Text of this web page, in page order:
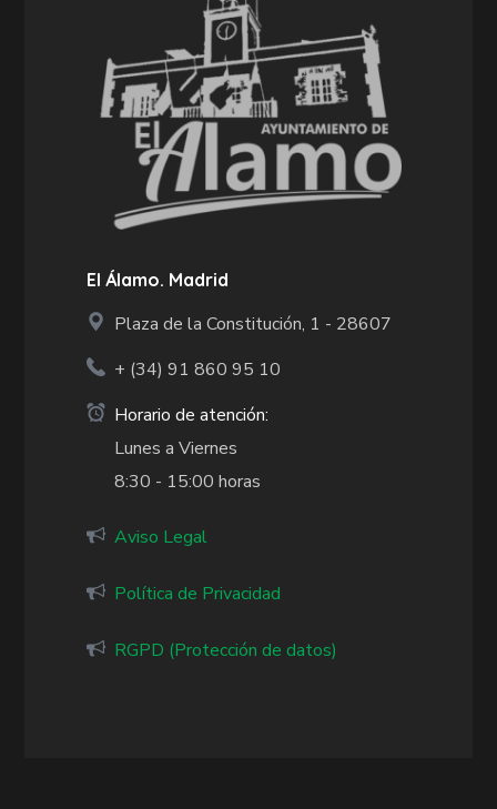
El Álamo. Madrid
Plaza de la Constitución, 1 - 28607
+ (34)91 860 95 10
Horario de atención:
Lunes a Viernes
8:30 - 15:00 horas
Aviso Legal
Política de Privacidad
RGPD (Protección de datos)